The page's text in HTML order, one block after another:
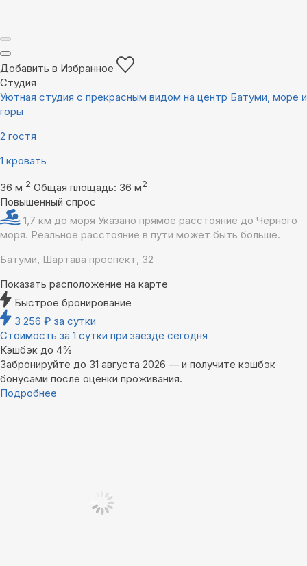
Добавить в Избранное
Студия
Уютная студия с прекрасным видом на центр Батуми, море и
горы
2 гостя
1 кровать
36 м 2 Общая площадь: 36 м2
Повышенный спрос
1,7 км до моря Указано прямое расстояние до Чёрного
моря. Реальное расстояние в пути может быть больше.
Батуми, Шартава проспект, 32
Показать расположение на карте
Быстрое бронирование
3 256 ₽ за сутки
Стоимость за 1 сутки при заезде сегодня
Кэшбэк до 4%
Забронируйте до 31 августа 2026 — и получите кэшбэк
бонусами после оценки проживания.
Подробнее